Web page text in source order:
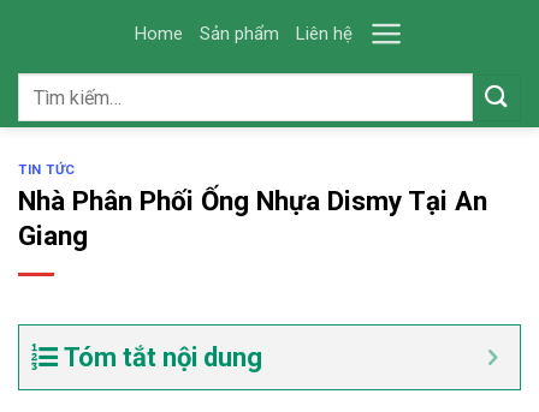
content
Home Sản phẩm Liên hệ
Tìm
TIN TỨC
Nhà Phân Phối Ống Nhựa Dismy Tại An
Giang
Tóm tắt nội dung